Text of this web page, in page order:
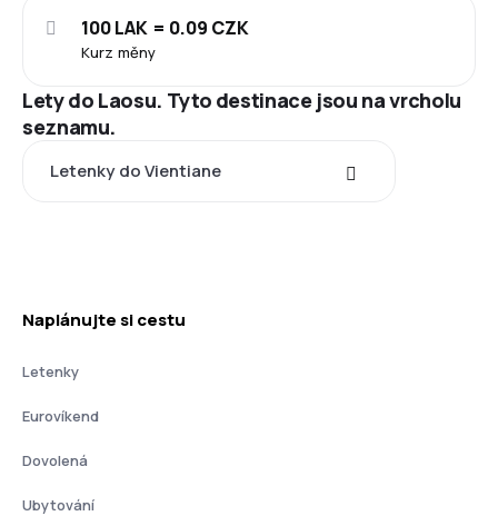
Kurz měny
100 LAK = 0.09 CZK
Lety do Laosu. Tyto destinace jsou na vrcholu
seznamu.
Letenky do Vientiane
Naplánujte si cestu
Letenky
Eurovíkend
Dovolená
Ubytování